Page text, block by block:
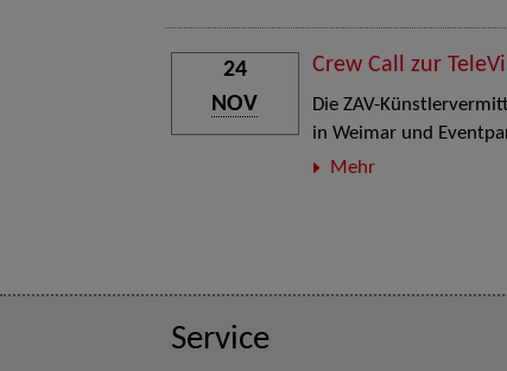
Crew Call zur
Die ZAV-
in Weimar und
Mehr
24
NOV
Service